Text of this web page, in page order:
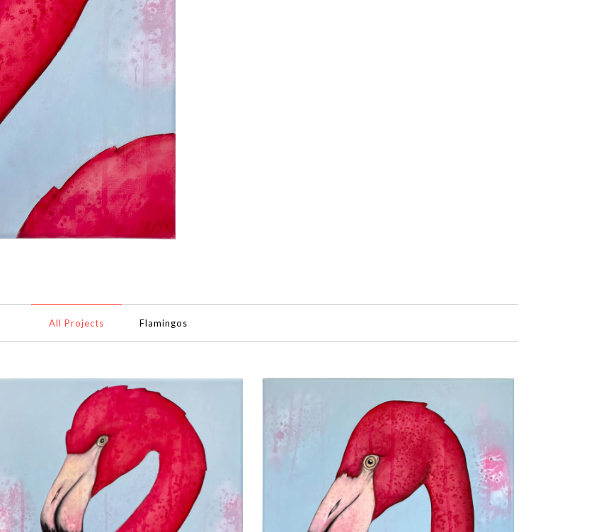
All Projects Flamingos